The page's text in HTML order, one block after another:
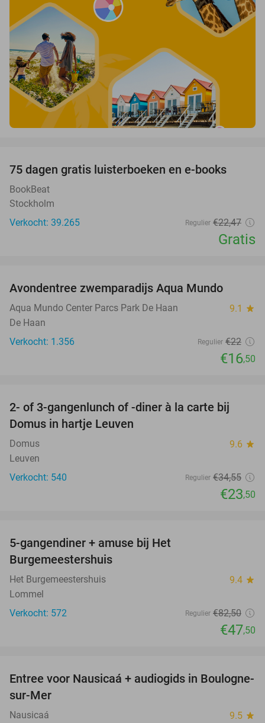
75 dagen gratis luisterboeken en e-books
BookBeat
Stockholm
Verkocht: 39.265
Regulier €22,47
Gratis
Avondentree zwemparadijs Aqua Mundo
Aqua Mundo Center Parcs Park De Haan 9.1 star
De Haan
Verkocht: 1.356
Regulier €22
€16,50
32%
2- of 3-gangenlunch of -diner à la carte bij
Domus in hartje Leuven
Domus 9.6 star
Leuven
Verkocht: 540
Regulier €34,55
€23,50
5-gangendiner + amuse bij Het
Burgemeestershuis
Het Burgemeestershuis 9.4 star
Lommel
Verkocht: 572
Regulier €82,50
€47,50
27%
Entree voor Nausicaá + audiogids in Boulogne-
sur-Mer
Nausicaá 9.5 star